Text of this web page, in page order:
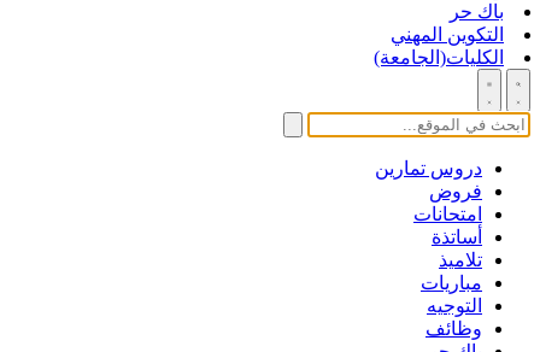
باك حر
التكوين المهني
الكليات(الجامعة)
دروس تمارين
فروض
امتحانات
أساتذة
تلاميذ
مباريات
التوجيه
وظائف